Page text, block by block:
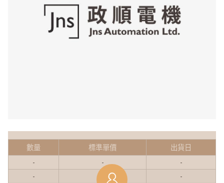
數量 標準單價
出貨日
-
-
-
-
-